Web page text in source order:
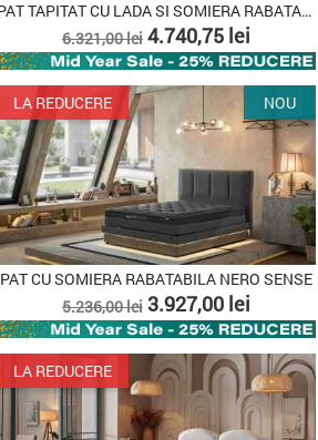
PAT TAPITAT CU LADA SI SOMIERA RABATABILA...
Pret
de
baza
6.321,00 lei Pret
4.740,75 lei
LA REDUCERE NOU
PAT CU SOMIERA RABATABILA NERO SENSE
Pret
de
baza
5.236,00 lei Pret
3.927,00 lei
LA REDUCERE